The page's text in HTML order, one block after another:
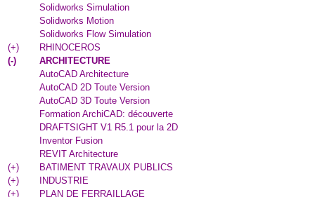
Solidworks Simulation
Solidworks Motion
Solidworks Flow Simulation
(+)
RHINOCEROS
(-)
ARCHITECTURE
AutoCAD Architecture
AutoCAD 2D Toute Version
AutoCAD 3D Toute Version
Formation ArchiCAD: découverte
DRAFTSIGHT V1 R5.1 pour la 2D
Inventor Fusion
REVIT Architecture
(+)
BATIMENT TRAVAUX PUBLICS
(+)
INDUSTRIE
(+) PLAN DE FERRAILLAGE